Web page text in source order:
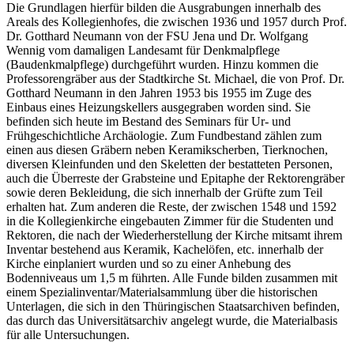
Die Grundlagen hierfür bilden die Ausgrabungen innerhalb des
Areals des Kollegienhofes, die zwischen 1936 und 1957 durch Prof.
Dr. Gotthard Neumann von der FSU Jena und Dr. Wolfgang
Wennig vom damaligen Landesamt für Denkmalpflege
(Baudenkmalpflege) durchgeführt wurden. Hinzu kommen die
Professorengräber aus der Stadtkirche St. Michael, die von Prof. Dr.
Gotthard Neumann in den Jahren 1953 bis 1955 im Zuge des
Einbaus eines Heizungskellers ausgegraben worden sind. Sie
befinden sich heute im Bestand des Seminars für Ur- und
Frühgeschichtliche Archäologie. Zum Fundbestand zählen zum
einen aus diesen Gräbern neben Keramikscherben, Tierknochen,
diversen Kleinfunden und den Skeletten der bestatteten Personen,
auch die Überreste der Grabsteine und Epitaphe der Rektorengräber
sowie deren Bekleidung, die sich innerhalb der Grüfte zum Teil
erhalten hat. Zum anderen die Reste, der zwischen 1548 und 1592
in die Kollegienkirche eingebauten Zimmer für die Studenten und
Rektoren, die nach der Wiederherstellung der Kirche mitsamt ihrem
Inventar bestehend aus Keramik, Kachelöfen, etc. innerhalb der
Kirche einplaniert wurden und so zu einer Anhebung des
Bodenniveaus um 1,5 m führten. Alle Funde bilden zusammen mit
einem Spezialinventar/Materialsammlung über die historischen
Unterlagen, die sich in den Thüringischen Staatsarchiven befinden,
das durch das Universitätsarchiv angelegt wurde, die Materialbasis
für alle Untersuchungen.